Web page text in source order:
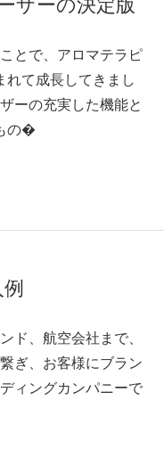
とで、アロマテラピ
れて成長してきまし
ーの充実した機能と
の�
ド、航空会社まで、
ぎ、お客様にブラン
ィングカンパニーで